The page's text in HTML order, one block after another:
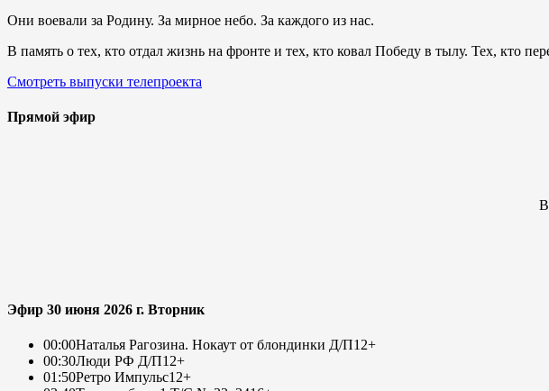
Они воевали за Родину. За мирное небо. За каждого из нас.
В память о тех, кто отдал жизнь на фронте и тех, кто ковал Победу в тылу. Тех, кто
Смотреть выпуски телепроекта
Прямой эфир
Эфир 30 июня 2026 г. Вторник
00:00Наталья Рагозина. Нокаут от блондинки Д/П12+
00:30Люди РФ Д/П12+
01:50Ретро Импульс12+